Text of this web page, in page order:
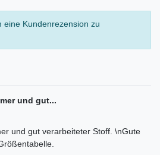
eine Kundenrezension zu
und gut...
und gut verarbeiteter Stoff. \nGute